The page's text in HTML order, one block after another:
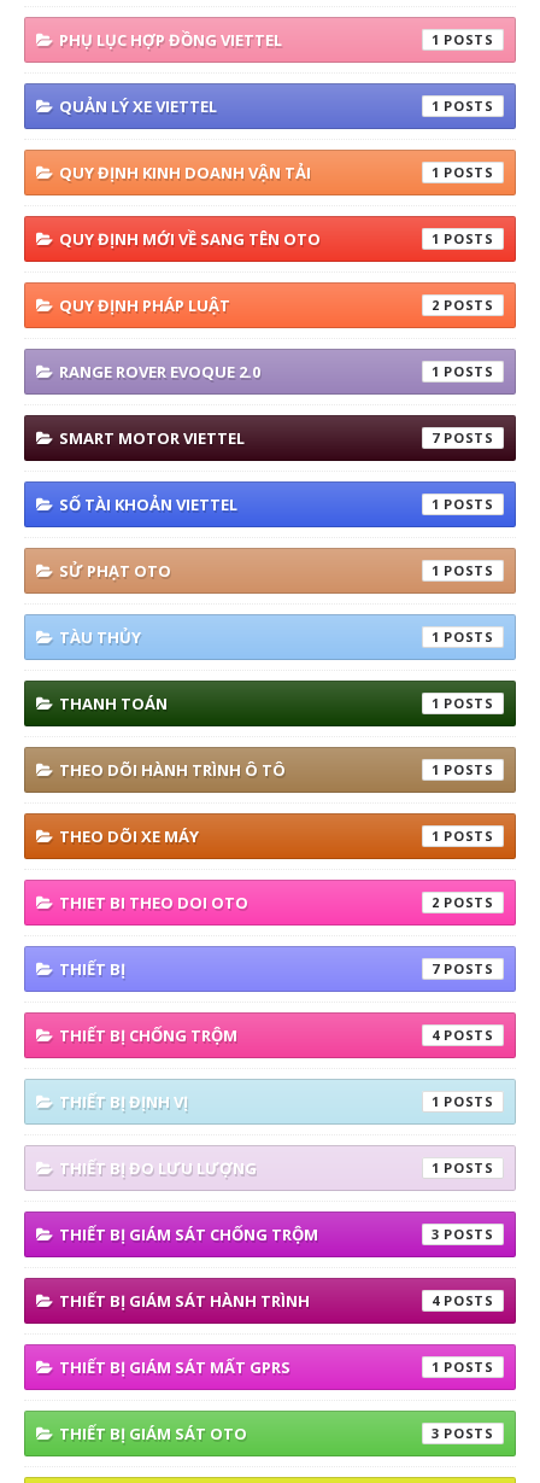
PHỤ LỤC HỢP ĐỒNG VIETTEL 1
QUẢN LÝ XE VIETTEL 1
QUY ĐỊNH KINH DOANH VẬN TẢI 1
QUY ĐỊNH MỚI VỀ SANG TÊN OTO 1
QUY ĐỊNH PHÁP LUẬT 2
RANGE ROVER EVOQUE 2.0 1
SMART MOTOR VIETTEL 7
SỐ TÀI KHOẢN VIETTEL 1
SỬ PHẠT OTO 1
TÀU THỦY 1
THANH TOÁN 1
THEO DÕI HÀNH TRÌNH Ô TÔ 1
THEO DÕI XE MÁY 1
THIET BI THEO DOI OTO 2
THIẾT BỊ 7
THIẾT BỊ CHỐNG TRỘM 4
THIẾT BỊ ĐỊNH VỊ 1
THIẾT BỊ ĐO LƯU LƯỢNG 1
THIẾT BỊ GIÁM SÁT CHỐNG TRỘM 3
THIẾT BỊ GIÁM SÁT HÀNH TRÌNH 4
THIẾT BỊ GIÁM SÁT MẤT GPRS 1
THIẾT BỊ GIÁM SÁT OTO 3